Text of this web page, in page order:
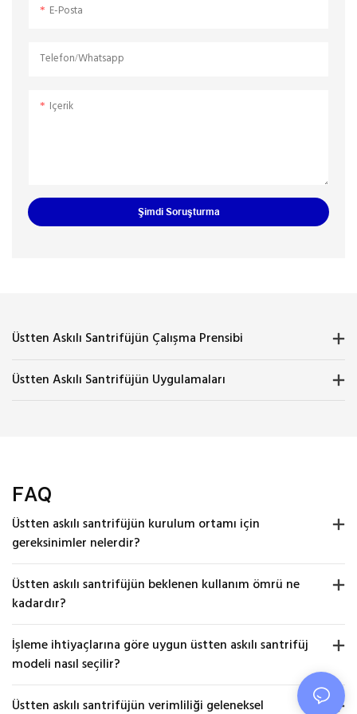
E-Posta
Telefon/whatsapp
Içerik
Şimdi Soruşturma
Üstten Askılı Santrifüjün Çalışma Prensibi
Üstten Askılı Santrifüjün Uygulamaları
FAQ
Üstten askılı santrifüjün kurulum ortamı için
gereksinimler nelerdir?
Üstten askılı santrifüjün beklenen kullanım ömrü ne
kadardır?
İşleme ihtiyaçlarına göre uygun üstten askılı santrifüj
modeli nasıl seçilir?
Üstten askılı santrifüjün verimliliği geleneksel